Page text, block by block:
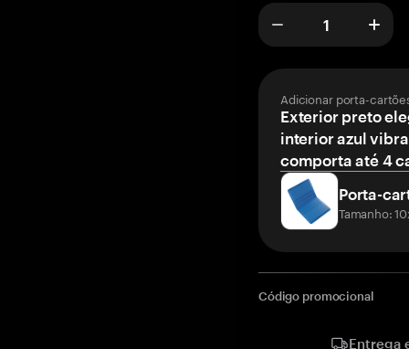
Adicionar porta-
Exterior preto
interior azul
comporta até 4
Porta-
Tamanho:
Código promocional
Entrega